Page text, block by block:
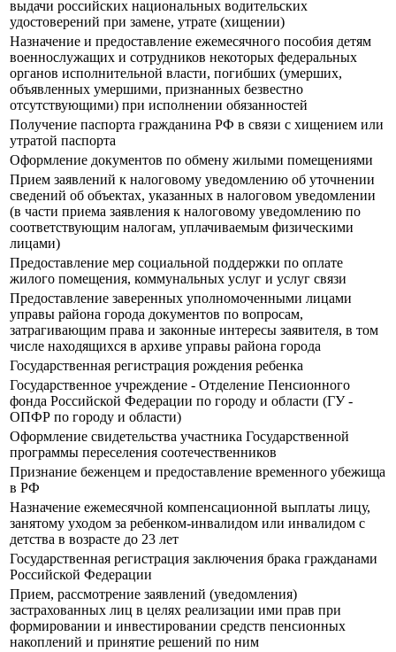
выдачи российских национальных водительских
удостоверений при замене, утрате (хищении)
Назначение и предоставление ежемесячного пособия детям
военнослужащих и сотрудников некоторых федеральных
органов исполнительной власти, погибших (умерших,
объявленных умершими, признанных безвестно
отсутствующими) при исполнении обязанностей
Получение паспорта гражданина РФ в связи с хищением или
утратой паспорта
Оформление документов по обмену жилыми помещениями
Прием заявлений к налоговому уведомлению об уточнении
сведений об объектах, указанных в налоговом уведомлении
(в части приема заявления к налоговому уведомлению по
соответствующим налогам, уплачиваемым физическими
лицами)
Предоставление мер социальной поддержки по оплате
жилого помещения, коммунальных услуг и услуг связи
Предоставление заверенных уполномоченными лицами
управы района города документов по вопросам,
затрагивающим права и законные интересы заявителя, в том
числе находящихся в архиве управы района города
Государственная регистрация рождения ребенка
Государственное учреждение - Отделение Пенсионного
фонда Российской Федерации по городу и области (ГУ -
ОПФР по городу и области)
Оформление свидетельства участника Государственной
программы переселения соотечественников
Признание беженцем и предоставление временного убежища
в РФ
Назначение ежемесячной компенсационной выплаты лицу,
занятому уходом за ребенком-инвалидом или инвалидом с
детства в возрасте до 23 лет
Государственная регистрация заключения брака гражданами
Российской Федерации
Прием, рассмотрение заявлений (уведомления)
застрахованных лиц в целях реализации ими прав при
формировании и инвестировании средств пенсионных
накоплений и принятие решений по ним